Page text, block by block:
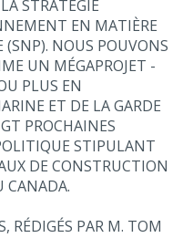
STRATÉGIE
EN MATIÈRE
NOUS POUVONS
UN MÉGAPROJET -
PLUS EN
ET DE LA GARDE
PROCHAINES
STIPULANT
DE CONSTRUCTION
CANADA.
RÉDIGÉS PAR M. TOM